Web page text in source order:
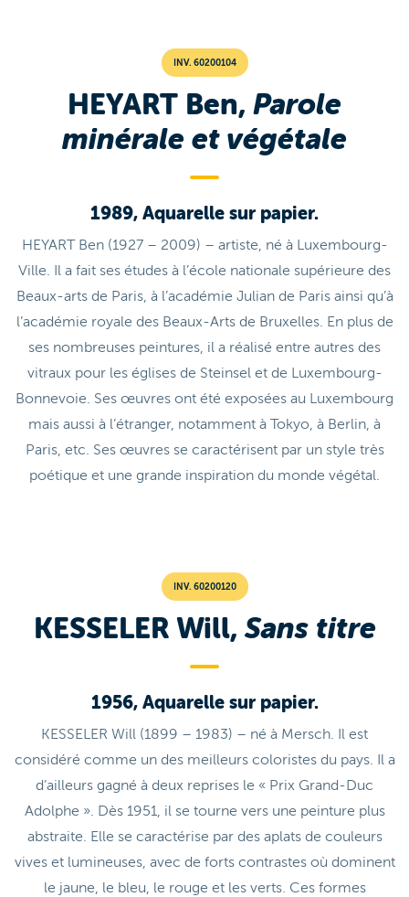
INV. 60200104
HEYART Ben, Parole
minérale et végétale
1989, Aquarelle sur papier.
HEYART Ben (1927 – 2009) – artiste, né à Luxembourg-
Ville. Il a fait ses études à l’école nationale supérieure des
Beaux-arts de Paris, à l’académie Julian de Paris ainsi qu’à
l’académie royale des Beaux-Arts de Bruxelles. En plus de
ses nombreuses peintures, il a réalisé entre autres des
vitraux pour les églises de Steinsel et de Luxembourg-
Bonnevoie. Ses œuvres ont été exposées au Luxembourg
mais aussi à l’étranger, notamment à Tokyo, à Berlin, à
Paris, etc. Ses œuvres se caractérisent par un style très
poétique et une grande inspiration du monde végétal.
INV. 60200120
KESSELER Will, Sans titre
1956, Aquarelle sur papier.
KESSELER Will (1899 – 1983) – né à Mersch. Il est
considéré comme un des meilleurs coloristes du pays. Il a
d’ailleurs gagné à deux reprises le « Prix Grand-Duc
Adolphe ». Dès 1951, il se tourne vers une peinture plus
abstraite. Elle se caractérise par des aplats de couleurs
vives et lumineuses, avec de forts contrastes où dominent
le jaune, le bleu, le rouge et les verts. Ces formes